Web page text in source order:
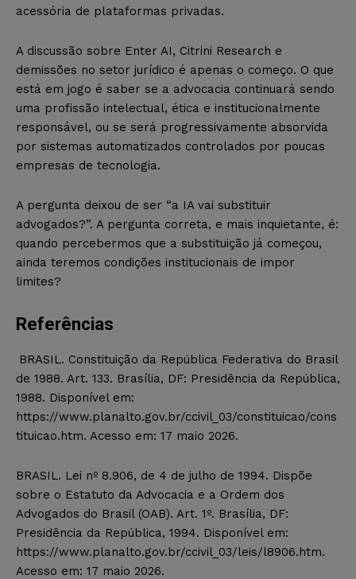
acessória de plataformas privadas.
A discussão sobre Enter AI, Citrini Research e
demissões no setor jurídico é apenas o começo. O que
está em jogo é saber se a advocacia continuará sendo
uma profissão intelectual, ética e institucionalmente
responsável, ou se será progressivamente absorvida
por sistemas automatizados controlados por poucas
empresas de tecnologia.
A pergunta deixou de ser “a IA vai substituir
advogados?”. A pergunta correta, e mais inquietante, é:
quando percebermos que a substituição já começou,
ainda teremos condições institucionais de impor
limites?
Referências
BRASIL. Constituição da República Federativa do Brasil
de 1988. Art. 133. Brasília, DF: Presidência da República,
1988. Disponível em:
https://www.planalto.gov.br/ccivil_03/constituicao/cons
tituicao.htm. Acesso em: 17 maio 2026.
BRASIL. Lei nº 8.906, de 4 de julho de 1994. Dispõe
sobre o Estatuto da Advocacia e a Ordem dos
Advogados do Brasil (OAB). Art. 1º. Brasília, DF:
Presidência da República, 1994. Disponível em:
https://www.planalto.gov.br/ccivil_03/leis/l8906.htm.
Acesso em: 17 maio 2026.